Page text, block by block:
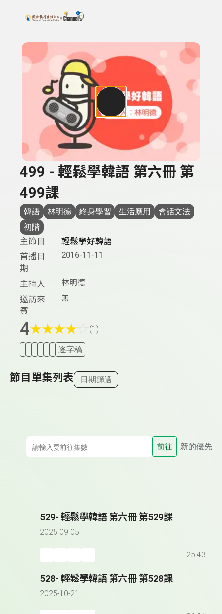
上方功能區塊
搜尋關鍵字：可輸入節目名稱、主持人或關鍵字
499 - 輕鬆學韓語 第六冊 第
499課
韓語 林明德 終身學習 生活應用
會話文法
初階
主節目
輕鬆學好韓語
首播日
期
2016-11-11
主持人 林明德
邀訪來
賓
無
4★★★★ (1)
逐字稿
節目單集列表 日期篩選
前往 新的優先
529- 輕鬆學韓語 第六冊 第529課
2025-09-05
25:43
528- 輕鬆學韓語 第六冊 第528課
2025-10-21